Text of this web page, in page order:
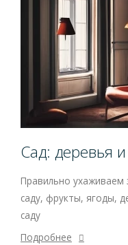
Сад: деревья
Правильно ухаживаем
саду, фрукты, ягоды,
саду
Подробнее